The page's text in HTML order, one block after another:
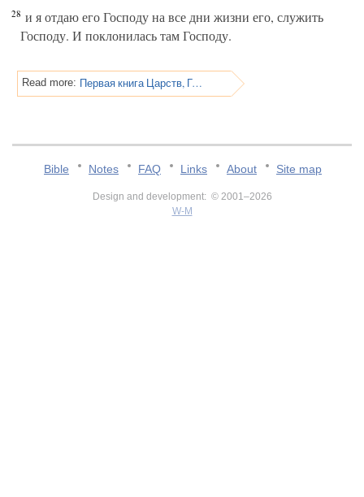
28 и я отдаю его Господу на все дни жизни его, служить
Господу. И поклонилась там Господу.
Read more: Первая книга Царств, Глава 2
Bible Notes FAQ Links About Site map
Design and development: © 2001–2026
W-M